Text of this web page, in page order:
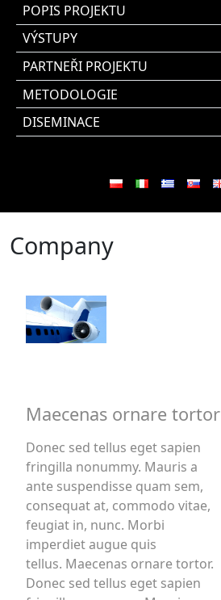
POPIS PROJEKTU
VÝSTUPY
PARTNEŘI PROJEKTU
METODOLOGIE
DISEMINACE
Company
Maecenas ornare tortor
Donec sed tellus eget sapien
fringilla nonummy. Mauris a
ante suspendisse quam sem,
consequat at, commodo vitae,
feugiat in, nunc. Morbi
imperdiet augue quis
tellus. Maecenas ornare tortor.
Donec sed tellus eget sapien